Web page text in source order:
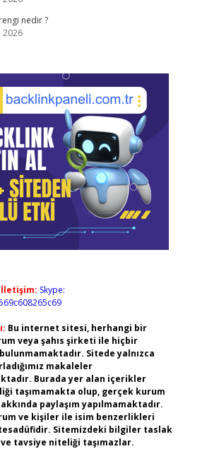
nedir ?
2026
İletişim: Skype:
Bu internet sitesi, herhangi bir
veya şahıs şirketi ile hiçbir
Sitede yalnızca
makaleler
Burada yer alan içerikler
taşımamakta olup, gerçek kurum
paylaşım yapılmamaktadır.
ve kişiler ile isim benzerlikleri
Sitemizdeki bilgiler taslak
tavsiye niteliği taşımazlar.